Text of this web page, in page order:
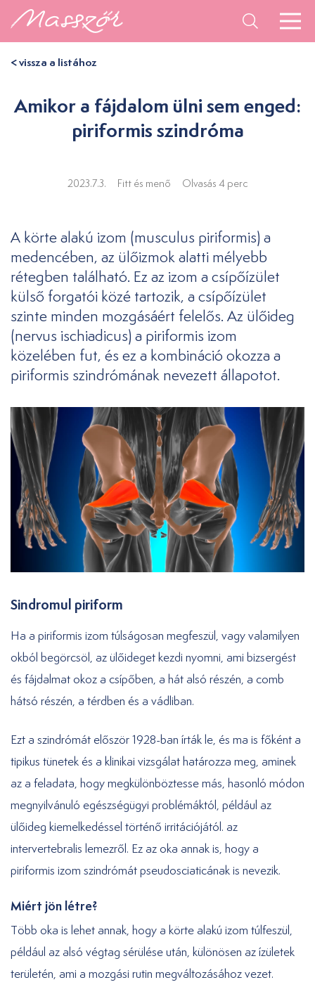
< vissza a listához
Amikor a fájdalom ülni sem enged:
piriformis szindróma
2023.7.3. Fitt és menő Olvasás 4 perc
A körte alakú izom (musculus piriformis) a
medencében, az ülőizmok alatti mélyebb
rétegben található. Ez az izom a csípőízület
külső forgatói közé tartozik, a csípőízület
szinte minden mozgásáért felelős. Az ülőideg
(nervus ischiadicus) a piriformis izom
közelében fut, és ez a kombináció okozza a
piriformis szindrómának nevezett állapotot.
Sindromul piriform
Ha a piriformis izom túlságosan megfeszül, vagy valamilyen
okból begörcsöl, az ülőideget kezdi nyomni, ami bizsergést
és fájdalmat okoz a csípőben, a hát alsó részén, a comb
hátsó részén, a térdben és a vádliban.
Ezt a szindrómát először 1928-ban írták le, és ma is főként a
tipikus tünetek és a klinikai vizsgálat határozza meg, aminek
az a feladata, hogy megkülönböztesse más, hasonló módon
megnyilvánuló egészségügyi problémáktól, például az
ülőideg kiemelkedéssel történő irritációjától. az
intervertebralis lemezről. Ez az oka annak is, hogy a
piriformis izom szindrómát pseudosciaticának is nevezik.
Miért jön létre?
Több oka is lehet annak, hogy a körte alakú izom túlfeszül,
például az alsó végtag sérülése után, különösen az ízületek
területén, ami a mozgási rutin megváltozásához vezet.